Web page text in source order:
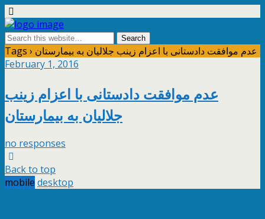
Tags › عدم موافقت دادستانی با اعزام زینب جلالیان به بیمارستان
February 1, 2016
عدم موافقت دادستانی با اعزام زینب
جلالیان به بیمارستان
no responses
Back to top
mobile desktop